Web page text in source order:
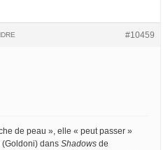
#10459
de peau », elle « peut passer »
(Goldoni) dans Shadows de